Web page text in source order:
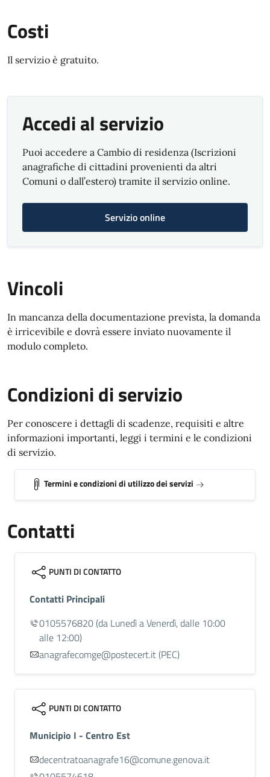
Costi
Il servizio è gratuito.
Accedi al servizio
Puoi accedere a Cambio di residenza (Iscrizioni
anagrafiche di cittadini provenienti da altri
Comuni o dall’estero) tramite il servizio online.
Servizio online
Vincoli
In mancanza della documentazione prevista, la domanda
è irricevibile e dovrà essere inviato nuovamente il
modulo completo.
Condizioni di servizio
Per conoscere i dettagli di scadenze, requisiti e altre
informazioni importanti, leggi i termini e le condizioni
di servizio.
Termini e condizioni di utilizzo dei servizi
Contatti
PUNTI DI CONTATTO
Contatti Principali
0105576820 (da Lunedì a Venerdì, dalle 10:00
alle 12:00)
anagrafecomge@postecert.it (PEC)
PUNTI DI CONTATTO
Municipio I - Centro Est
decentratoanagrafe16@comune.genova.it